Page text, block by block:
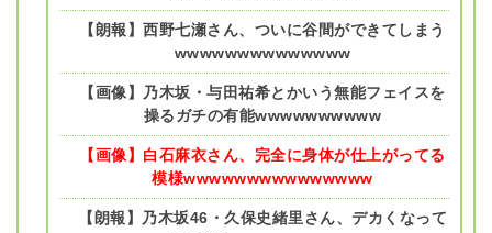
【朗報】西野七瀬さん、ついに谷間ができてしまう
wwwwwwwwwwwwww
【画像】乃木坂・与田祐希とかいう無能フェイスを
操るガチの有能wwwwwwwwww
【画像】白石麻衣さん、完全に身体が仕上がってる
模様wwwwwwwwwwwwwww
【朗報】乃木坂46・久保史緒里さん、デカくなって